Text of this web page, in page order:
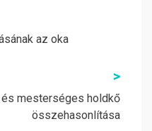
az oka
>
mesterséges holdkő
összehasonlítása